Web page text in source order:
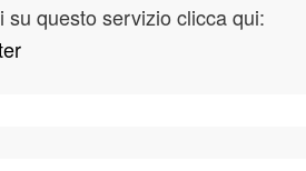
su questo servizio clicca qui: